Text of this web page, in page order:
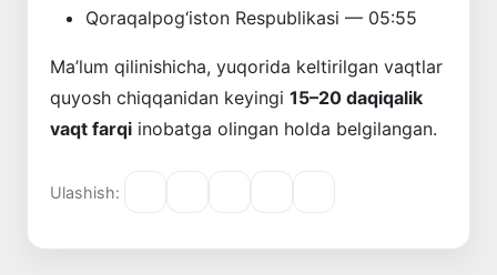
Qoraqalpog‘iston Respublikasi — 05:55
Ma’lum qilinishicha, yuqorida keltirilgan vaqtlar
quyosh chiqqanidan keyingi 15–20 daqiqalik
vaqt farqi inobatga olingan holda belgilangan.
Ulashish: